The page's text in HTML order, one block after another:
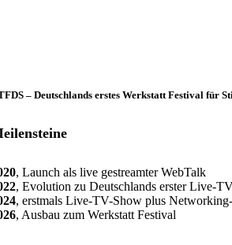
– Deutschlands erstes Werkstatt Festival für
, Launch als live gestreamter WebTalk
, Evolution zu Deutschlands erster Live-
, erstmals Live-TV-Show plus
, Ausbau zum Werkstatt Festival